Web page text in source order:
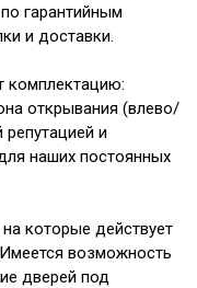
гарантийным
и доставки.
комплектацию:
открывания (влево/
и
наших постоянных
которые действует
возможность
дверей под